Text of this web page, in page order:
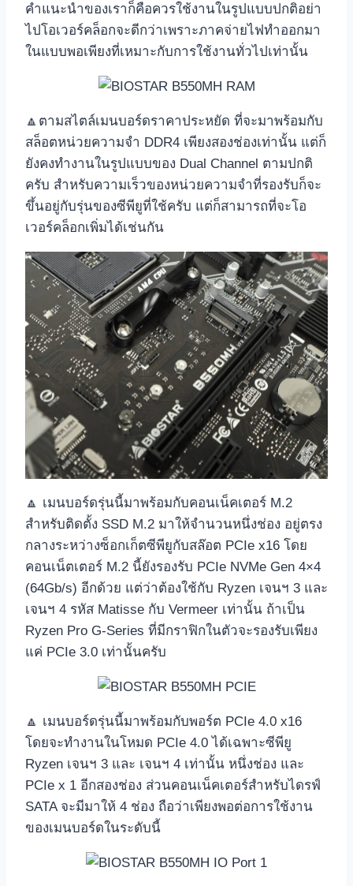
คำแนะนำของเราก็คือควรใช้งานในรูปแบบปกติอย่า
ไปโอเวอร์คล็อกจะดีกว่าเพราะภาคจ่ายไฟทำออกมา
ในแบบพอเพียงที่เหมาะกับการใช้งานทั่วไปเท่านั้น
🔼ตามสไตล์เมนบอร์ดราคาประหยัด ที่จะมาพร้อมกับ
สล็อตหน่วยความจำ DDR4 เพียงสองช่องเท่านั้น แต่ก็
ยังคงทำงานในรูปแบบของ Dual Channel ตามปกติ
ครับ สำหรับความเร็วของหน่วยความจำที่รองรับก็จะ
ขึ้นอยู่กับรุ่นของซีพียูที่ใช้ครับ แต่ก็สามารถที่จะโอ
เวอร์คล็อกเพิ่มได้เช่นกัน
🔼 เมนบอร์ดรุ่นนี้มาพร้อมกับคอนเน็คเตอร์ M.2
สำหรับติดตั้ง SSD M.2 มาให้จำนวนหนึ่งช่อง อยู่ตรง
กลางระหว่างซ็อกเก็ตซีพียูกับสล๊อต PCIe x16 โดย
คอนเน็ตเตอร์ M.2 นี้ยังรองรับ PCIe NVMe Gen 4×4
(64Gb/s) อีกด้วย แต่ว่าต้องใช้กับ Ryzen เจนฯ 3 และ
เจนฯ 4 รหัส Matisse กับ Vermeer เท่านั้น ถ้าเป็น
Ryzen Pro G-Series ที่มีกราฟิกในตัวจะรองรับเพียง
แค่ PCIe 3.0 เท่านั้นครับ
🔼 เมนบอร์ดรุ่นนี้มาพร้อมกับพอร์ต PCIe 4.0 x16
โดยจะทำงานในโหมด PCIe 4.0 ได้เฉพาะซีพียู
Ryzen เจนฯ 3 และ เจนฯ 4 เท่านั้น หนึ่งช่อง และ
PCIe x 1 อีกสองช่อง ส่วนคอนเน็คเตอร์สำหรับไดรฟ์
SATA จะมีมาให้ 4 ช่อง ถือว่าเพียงพอต่อการใช้งาน
ของเมนบอร์ดในระดับนี้